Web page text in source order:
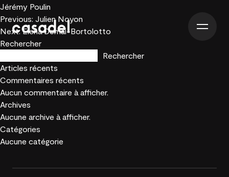
Jérémy Poulin
Navigation
de
l’article
Previous: Julien Noyon
Next: Elena Demai-Bortolotto
Rechercher
Rechercher
Articles récents
Commentaires récents
Aucun commentaire à afficher.
Archives
Aucune archive à afficher.
Catégories
Aucune catégorie